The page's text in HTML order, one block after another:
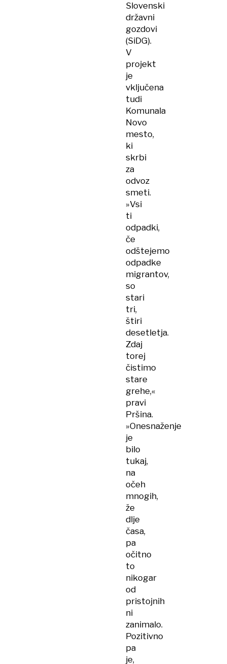
Slovenski
državni
gozdovi
(SiDG).
V
projekt
je
vključena
tudi
Komunala
Novo
mesto,
ki
skrbi
za
odvoz
smeti.
»Vsi
ti
odpadki,
če
odštejemo
odpadke
migrantov,
so
stari
tri,
štiri
desetletja.
Zdaj
torej
čistimo
stare
grehe,«
pravi
Pršina.
»Onesnaženje
je
bilo
tukaj,
na
očeh
mnogih,
že
dlje
časa,
pa
očitno
to
nikogar
od
pristojnih
ni
zanimalo.
Pozitivno
pa
je,